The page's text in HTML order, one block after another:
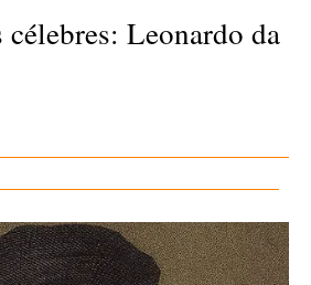
célebres: Leonardo da